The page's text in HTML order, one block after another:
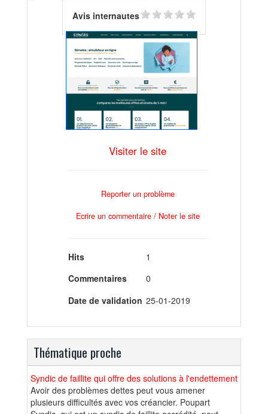
Avis internautes
Visiter le site
Reporter un problème
Ecrire un commentaire / Noter le site
Hits
1
Commentaires
0
Date de validation 25-01-2019
Thématique proche
Syndic de faillite qui offre des solutions à l'endettement
Avoir des problèmes dettes peut vous amener
plusieurs difficultés avec vos créancier. Poupart